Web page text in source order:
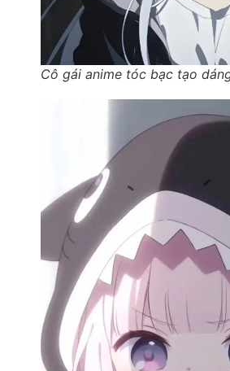
Cô gái anime tóc bạc tạo